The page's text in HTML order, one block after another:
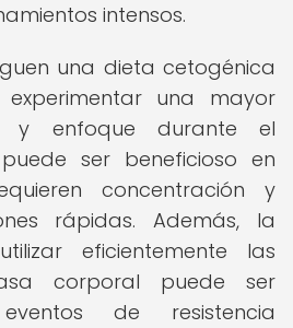
intensos.
una dieta cetogénica
una mayor
y enfoque durante el
ser beneficioso en
concentración y
rápidas. Además, la
eficientemente las
corporal puede ser
de resistencia